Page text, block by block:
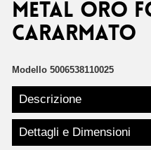
METAL ORO
CARARMATO
Modello 5006538110025
Descrizione
Dettagli e Dimensioni